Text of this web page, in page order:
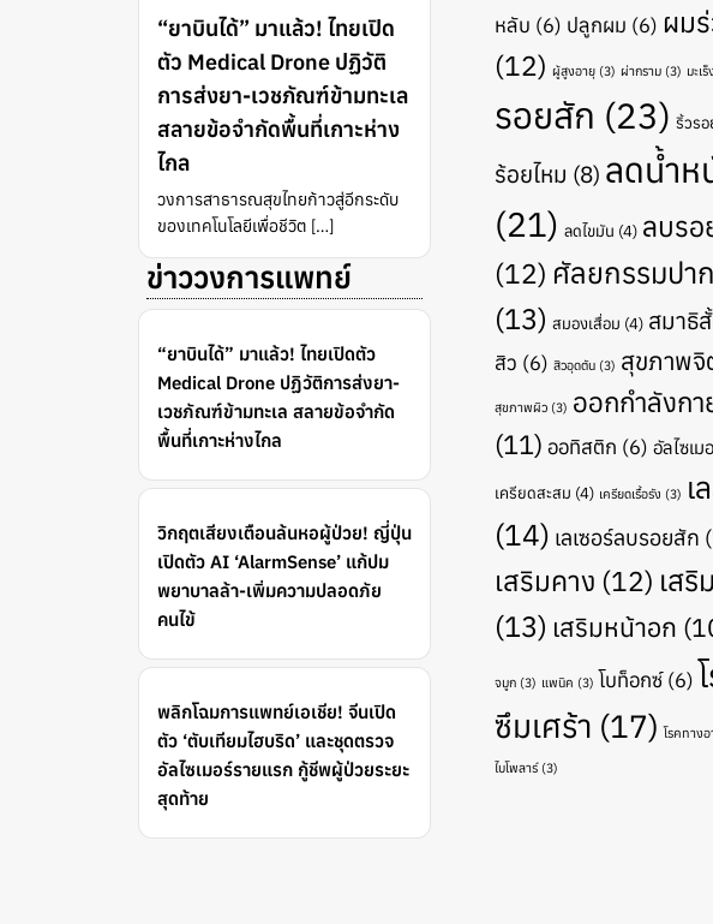
“ยาบินได้” มาแล้ว! ไทยเปิด
ตัว Medical Drone ปฏิวัติ
การส่งยา-เวชภัณฑ์ข้ามทะเล
สลายข้อจำกัดพื้นที่เกาะห่าง
ไกล
วงการสาธารณสุขไทยก้าวสู่อีกระดับ
ของเทคโนโลยีเพื่อชีวิต […]
ข่าววงการแพทย์
“ยาบินได้” มาแล้ว! ไทยเปิดตัว
Medical Drone ปฏิวัติการส่งยา-
เวชภัณฑ์ข้ามทะเล สลายข้อจำกัด
พื้นที่เกาะห่างไกล
วิกฤตเสียงเตือนล้นหอผู้ป่วย! ญี่ปุ่น
เปิดตัว AI ‘AlarmSense’ แก้ปม
พยาบาลล้า-เพิ่มความปลอดภัย
คนไข้
พลิกโฉมการแพทย์เอเชีย! จีนเปิด
ตัว ‘ตับเทียมไฮบริด’ และชุดตรวจ
อัลไซเมอร์รายแรก กู้ชีพผู้ป่วยระยะ
สุดท้าย
หลับ (6) ปลูกผม (6) ผม
(12) ผู้สูงอายุ (3) ผ่ากราม (3) มะเ
รอยสัก (23) ริ้วรอ
ร้อยไหม (8) ลดน้ำห
(21) ลดไขมัน (4) ลบรอ
(12) ศัลยกรรมปาก
(13) สมองเสื่อม (4) สมาธิ
สิว (6) สิวอุดตัน (3) สุขภาพจิ
สุขภาพผิว (3) ออกกำลังกา
(11) ออทิสติก (6) อัลไซเม
เครียดสะสม (4) เครียดเรื้อรัง (3) เ
(14) เลเซอร์ลบรอยสัก
เสริมคาง (12) เสริ
(13) เสริมหน้าอก
จมูก (3) แพนิค (3) โบท็อกซ์(6)
ซึมเศร้า (17) โรคทาง
ไบโพลาร์(3)